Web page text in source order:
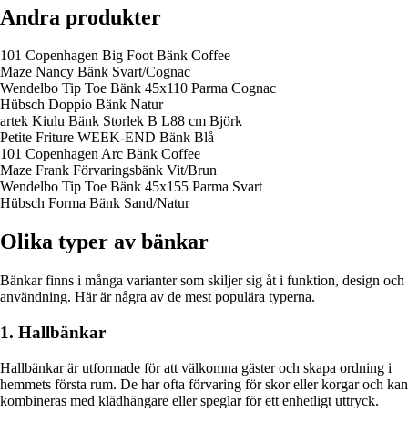
Andra produkter
101 Copenhagen Big Foot Bänk Coffee
Maze Nancy Bänk Svart/Cognac
Wendelbo Tip Toe Bänk 45x110 Parma Cognac
Hübsch Doppio Bänk Natur
artek Kiulu Bänk Storlek B L88 cm Björk
Petite Friture WEEK-END Bänk Blå
101 Copenhagen Arc Bänk Coffee
Maze Frank Förvaringsbänk Vit/Brun
Wendelbo Tip Toe Bänk 45x155 Parma Svart
Hübsch Forma Bänk Sand/Natur
Olika typer av bänkar
Bänkar finns i många varianter som skiljer sig åt i funktion, design och
användning. Här är några av de mest populära typerna.
1. Hallbänkar
Hallbänkar är utformade för att välkomna gäster och skapa ordning i
hemmets första rum. De har ofta förvaring för skor eller korgar och kan
kombineras med klädhängare eller speglar för ett enhetligt uttryck.